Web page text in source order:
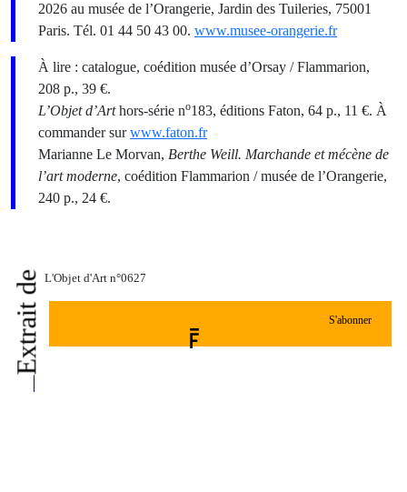
2026 au musée de l’Orangerie, Jardin des Tuileries, 75001
Paris. Tél. 01 44 50 43 00. www.musee-orangerie.fr
À lire : catalogue, coédition musée d’Orsay / Flammarion,
208 p., 39 €.
L’Objet d’Arthors-série no183, éditions Faton, 64 p., 11 €. À
commander surwww.faton.fr
Marianne Le Morvan, Berthe Weill. Marchande et mécène de
l’art moderne, coédition Flammarion / musée de l’Orangerie,
240 p., 24 €.
Extrait de L'Objet d'Art n°0627
S'abonner